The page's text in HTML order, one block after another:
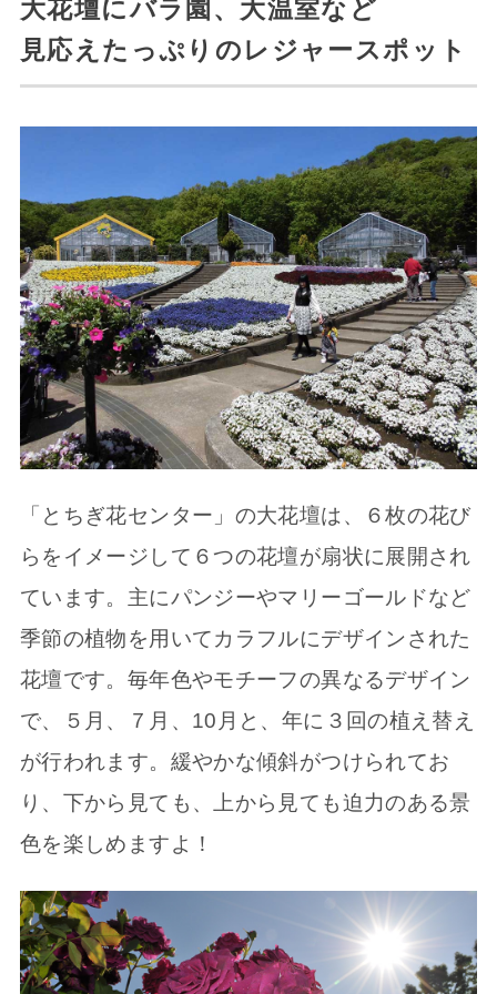
大花壇にバラ園、大温室など
見応えたっぷりのレジャースポット
「とちぎ花センター」の大花壇は、６枚の花び
らをイメージして６つの花壇が扇状に展開され
ています。主にパンジーやマリーゴールドなど
季節の植物を用いてカラフルにデザインされた
花壇です。毎年色やモチーフの異なるデザイン
で、５月、７月、10月と、年に３回の植え替え
が行われます。緩やかな傾斜がつけられてお
り、下から見ても、上から見ても迫力のある景
色を楽しめますよ！